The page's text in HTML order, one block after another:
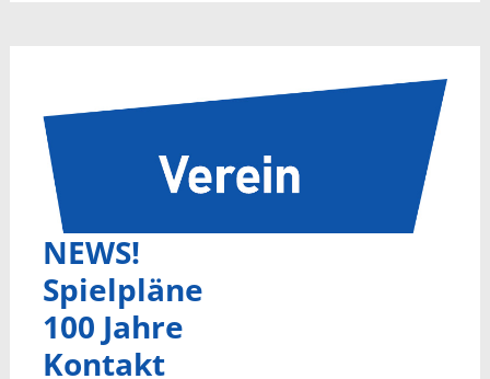
NEWS!
Spielpläne
100 Jahre
Kontakt